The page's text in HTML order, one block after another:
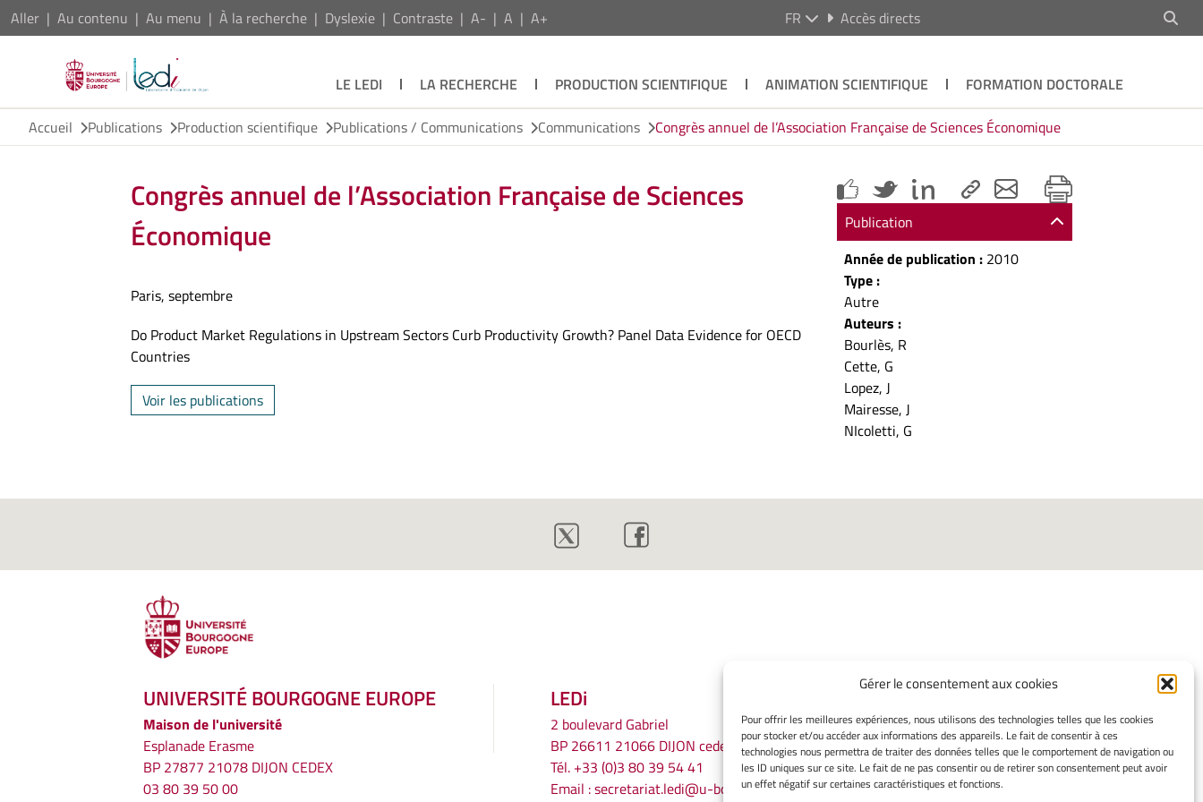
Gérer le consentement aux cookies
Pour offrir les meilleures expériences, nous utilisons des technologies telles que les cookies
pour stocker et/ou accéder aux informations des appareils. Le fait de consentir à ces
technologies nous permettra de traiter des données telles que le comportement de navigation ou
les ID uniques sur ce site. Le fait de ne pas consentir ou de retirer son consentement peut avoir
un effet négatif sur certaines caractéristiques et fonctions.
Aller Au contenu Au menu À la recherche Dyslexie Contraste A- A A+ FR Accès directs
LE LEDI LA RECHERCHE PRODUCTION SCIENTIFIQUE ANIMATION SCIENTIFIQUE
FORMATION DOCTORALE
Accueil
Publications Production scientifique Publications / Communications Communications Congrès annuel de l’Association Française de Sciences Économique
Congrès annuel de l’Association Française de Sciences
Économique
Paris, septembre
Do Product Market Regulations in Upstream Sectors Curb Productivity Growth? Panel Data Evidence for OECD
Countries
Voir les publications
Publication
Année de publication : 2010
Type :
Autre
Auteurs :
Bourlès, R
Cette, G
Lopez, J
Mairesse, J
NIcoletti, G
UNIVERSITÉ BOURGOGNE EUROPE
Maison de l'université
Esplanade Erasme
BP 27877 21078 DIJON CEDEX
03 80 39 50 00
LEDi
2 boulevard Gabriel
BP 26611 21066 DIJON cedex
Tél. +33 (0)3 80 39 54 41
Email :secretariat.ledi@u-bourgogne.fr
INFORMATIONS LÉGALES
Mentions légales
Gérer mes cookies
Politique de cookies
Déclaration de confidentialité